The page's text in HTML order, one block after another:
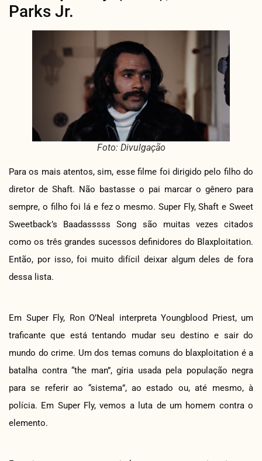
Parks Jr.
Foto: Divulgação
Para os mais atentos, sim, esse filme foi dirigido pelo filho do
diretor de Shaft. Não bastasse o pai marcar o gênero para
sempre, o filho foi lá e fez o mesmo. Super Fly, Shaft e Sweet
Sweetback’s Baadasssss Song são muitas vezes citados
como os três grandes sucessos definidores do Blaxploitation.
Então, por isso, foi muito difícil deixar algum deles de fora
dessa lista.
Em Super Fly, Ron O’Neal interpreta Youngblood Priest, um
traficante que está tentando mudar seu destino e sair do
mundo do crime. Um dos temas comuns do blaxploitation é a
batalha contra “the man”, gíria usada pela população negra
para se referir ao “sistema”, ao estado ou, até mesmo, à
polícia. Em Super Fly, vemos a luta de um homem contra o
elemento.